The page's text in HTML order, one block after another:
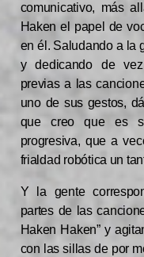
comunicativo, más
Haken el papel de
en él. Saludando a la
y dedicando de
previas a las
uno de sus gestos,
que creo que es
progresiva, que a
frialdad robótica un
Y la gente
partes de las
Haken Haken” y
con las sillas de por